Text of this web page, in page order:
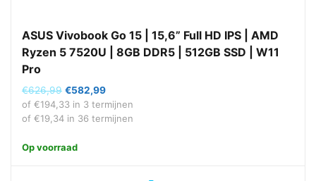
ASUS Vivobook Go 15 | 15,6” Full HD IPS | AMD
Ryzen 5 7520U | 8GB DDR5 | 512GB SSD | W11
Pro
€626,99 Oorspronkelijke
prijs
was:
€582,99Huidige
prijs
is:
of €194,33 in 3 termijnen
of €19,34 in 36 termijnen
Op voorraad